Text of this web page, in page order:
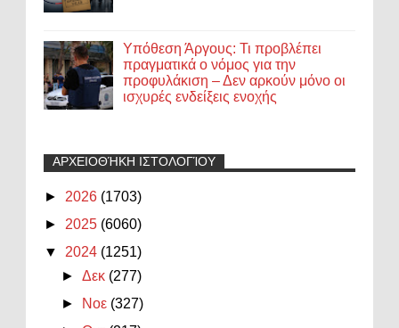
Υπόθεση Άργους: Τι προβλέπει
πραγματικά ο νόμος για την
προφυλάκιση – Δεν αρκούν μόνο οι
ισχυρές ενδείξεις ενοχής
ΑΡΧΕΙΟΘΉΚΗ ΙΣΤΟΛΟΓΊΟΥ
► 2026 (1703)
► 2025 (6060)
▼ 2024 (1251)
►Δεκ (277)
►
Νοε (327)